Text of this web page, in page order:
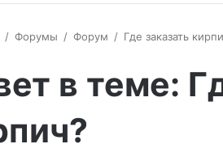
/ Форумы / Форум / Где заказать
в теме: